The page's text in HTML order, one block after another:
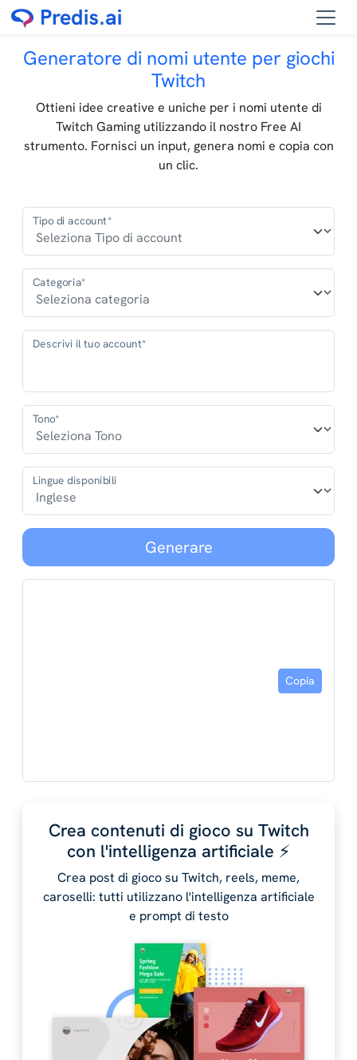
Generatore di nomi utente per giochi
Twitch
Ottieni idee creative e uniche per i nomi utente di
Twitch Gaming utilizzando il nostro Free AI
strumento. Fornisci un input, genera nomi e copia con
un clic.
Tipo di account*
Categoria*
Descrivi il tuo account*
Tono*
Lingue disponibili
Generare
Copia
Crea contenuti di gioco su Twitch
con l'intelligenza artificiale ⚡️
Crea post di gioco su Twitch, reels, meme,
caroselli: tutti utilizzano l'intelligenza artificiale
e prompt di testo